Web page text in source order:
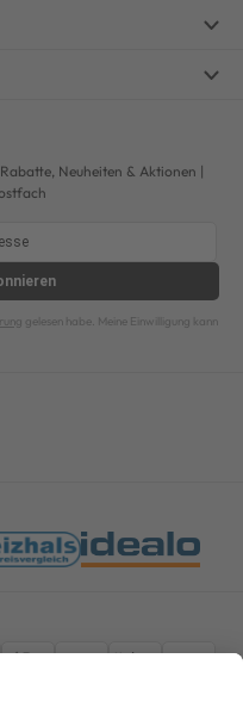
Neuheiten & Aktionen |
gelesen habe. Meine Einwilligung kann